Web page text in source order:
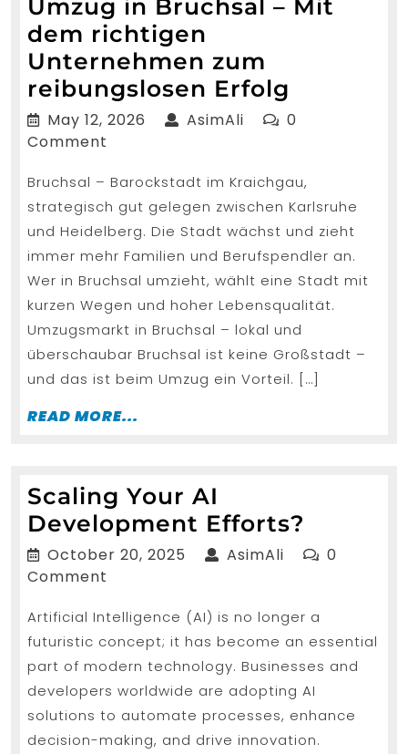
Umzug in Bruchsal – Mit
dem richtigen
Unternehmen zum
reibungslosen Erfolg
in
Mit
dem
richtigen
zum
Erfolg
May 12, 2026 May AsimAli AsimAli
0
Comment
Bruchsal – Barockstadt im Kraichgau,
strategisch gut gelegen zwischen Karlsruhe
und Heidelberg. Die Stadt wächst und zieht
immer mehr Familien und Berufspendler an.
Wer in Bruchsal umzieht, wählt eine Stadt mit
kurzen Wegen und hoher Lebensqualität.
Umzugsmarkt in Bruchsal – lokal und
überschaubar Bruchsal ist keine Großstadt –
und das ist beim Umzug ein Vorteil. […]
READ MORE...
Scaling Your AI
Development Efforts?
Your
Efforts?
October 20, 2025 OctoberAsimAli AsimAli
0
Comment
Artificial Intelligence (AI) is no longer a
futuristic concept; it has become an essential
part of modern technology. Businesses and
developers worldwide are adopting AI
solutions to automate processes, enhance
decision-making, and drive innovation.